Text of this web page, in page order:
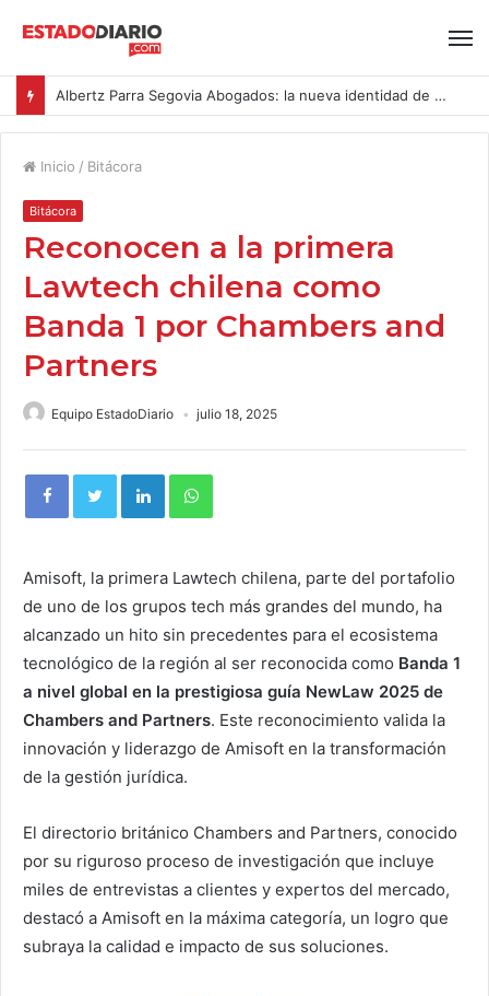
Albertz Parra Segovia Abogados: la nueva identidad de Segovia Consulting
Inicio / Bitácora
Bitácora
Reconocen a la primera
Lawtech chilena como
Banda 1 por Chambers and
Partners
Equipo EstadoDiario julio 18, 2025
Amisoft, la primera Lawtech chilena, parte del portafolio
de uno de los grupos tech más grandes del mundo, ha
alcanzado un hito sin precedentes para el ecosistema
tecnológico de la región al ser reconocida como Banda 1
a nivel global en la prestigiosa guía NewLaw 2025 de
Chambers and Partners. Este reconocimiento valida la
innovación y liderazgo de Amisoft en la transformación
de la gestión jurídica.
El directorio británico Chambers and Partners, conocido
por su riguroso proceso de investigación que incluye
miles de entrevistas a clientes y expertos del mercado,
destacó a Amisoft en la máxima categoría, un logro que
subraya la calidad e impacto de sus soluciones.